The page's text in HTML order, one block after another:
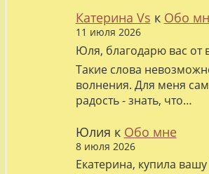
Катерина Vs к Обо
11 июля 2026
Юля, благодарю вас от
Такие слова
волнения. Для меня
радость - знать, что…
Юлия к Обо мне
8 июля 2026
Екатерина, купила